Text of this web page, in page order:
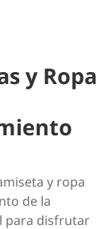
y Ropa
y ropa
de la
para disfrutar